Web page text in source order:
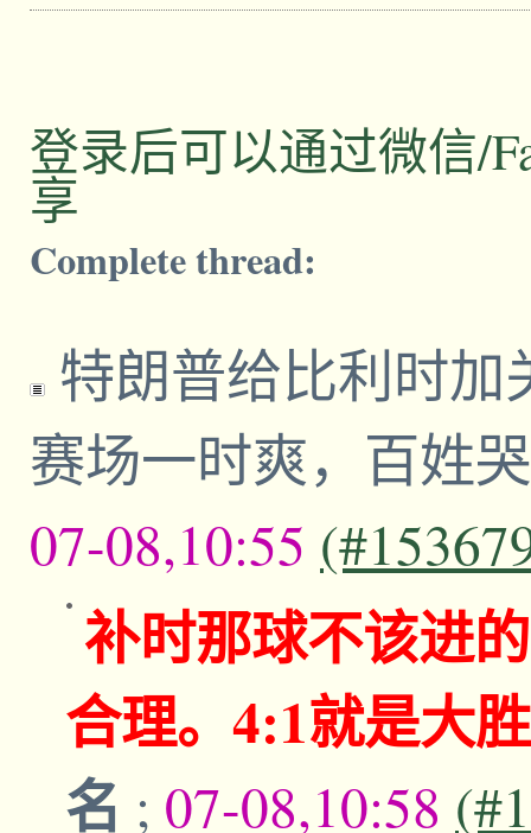
登录后可以通过微信/
享
Complete thread:
特朗普给比利时加
赛场一时爽，百姓
07-08,10:55
补时那球不该进
合理。4:1就是大
名 ; 07-08,10:58